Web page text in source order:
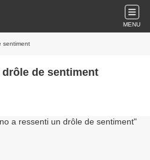
MENU
sentiment
de sentiment